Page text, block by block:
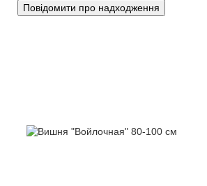
Повідомити про надходження